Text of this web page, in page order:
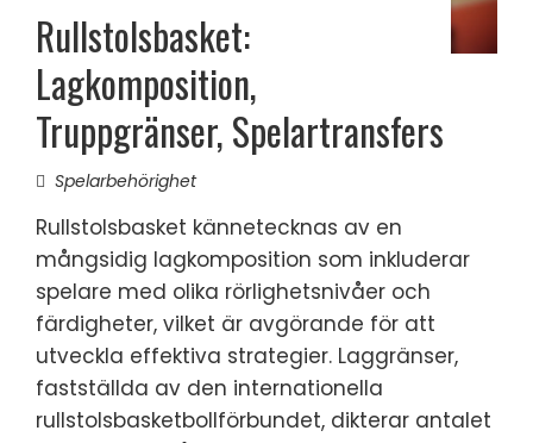
Rullstolsbasket:
Lagkomposition,
Truppgränser, Spelartransfers
Spelarbehörighet
Rullstolsbasket kännetecknas av en
mångsidig lagkomposition som inkluderar
spelare med olika rörlighetsnivåer och
färdigheter, vilket är avgörande för att
utveckla effektiva strategier. Laggränser,
fastställda av den internationella
rullstolsbasketbollförbundet, dikterar antalet